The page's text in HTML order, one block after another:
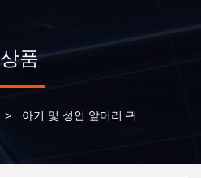
상품
> 아기 및 성인 앞머리 귀